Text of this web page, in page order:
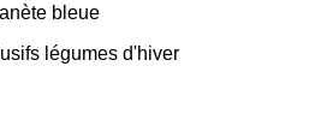
bleue
légumes d'hiver